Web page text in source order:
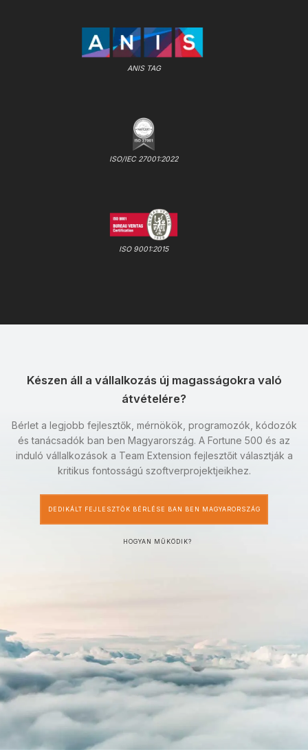
ANIS TAG
ISO/IEC 27001:2022
ISO 9001:2015
Készen áll a vállalkozás új magasságokra való
átvételére?
Bérlet a legjobb fejlesztők, mérnökök, programozók, kódozók
és tanácsadók ban ben Magyarország. A Fortune 500 és az
induló vállalkozások a Team Extension fejlesztőit választják a
kritikus fontosságú szoftverprojektjeikhez.
DEDIKÁLT FEJLESZTŐK BÉRLÉSE BAN BEN MAGYARORSZÁG
HOGYAN MŰKÖDIK?